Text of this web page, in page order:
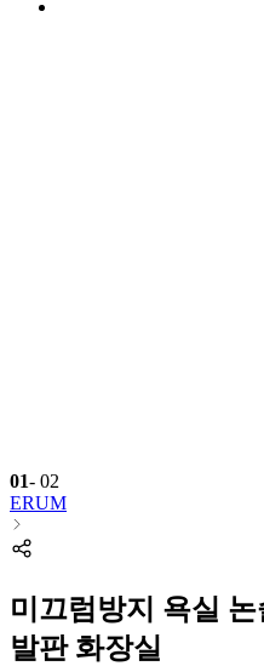
01- 02
ERUM
미끄럼방지 욕실
발판 화장실